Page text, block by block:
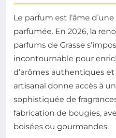
Le parfum est l’âme
parfumée. En 2026, la
parfums de Grasse
incontournable pour
d’arômes authentiques
artisanal donne accès à
sophistiquée de
fabrication de bougies,
boisées ou gourmandes.